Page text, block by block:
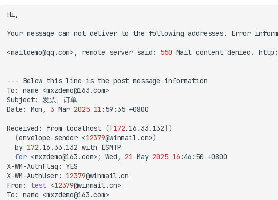
Hi,
Your message can not deliver to the following addresses. Error
<maildemo@qq.com>, remote server said: 550 Mail content denied.
--- Below this line is the post message
To:
name
Subject:
发票、订单
Date:
Mon, 3 Mar 2025 11 :59:35
Received: from localhost ([172.16.33.132])
(envelope-sender <12379@winmail.cn>)
by 172.16.33.132 with
for <mxzdemo@163.com> ; Wed, 21 May 2025 16 :46:50
X-WM-AuthFlag:
X-WM-AuthUser:
12379
From:
test <12379
To:
name